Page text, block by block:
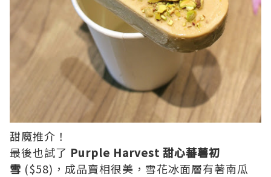
甜魔推介！
最後也試了 Purple Harvest 甜心蕃薯初
雪 ($58)，成品賣相很美，雪花冰面層有著南瓜